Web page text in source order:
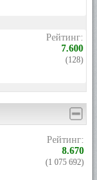
Рейтинг:
7.600
(128)
Рейтинг:
8.670
(1 075 692)